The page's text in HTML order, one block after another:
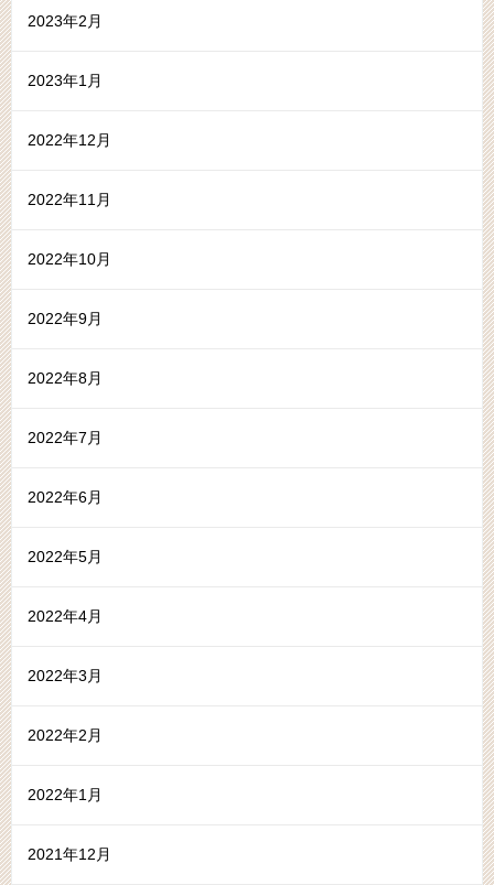
2023年2月
2023年1月
2022年12月
2022年11月
2022年10月
2022年9月
2022年8月
2022年7月
2022年6月
2022年5月
2022年4月
2022年3月
2022年2月
2022年1月
2021年12月